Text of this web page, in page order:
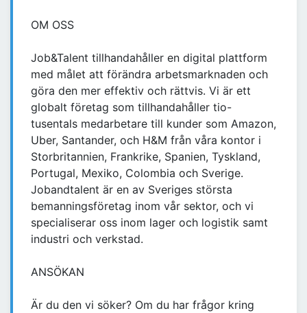
OM OSS
Job&Talent tillhandahåller en digital plattform
med målet att förändra arbetsmarknaden och
göra den mer effektiv och rättvis. Vi är ett
globalt företag som tillhandahåller tio-
tusentals medarbetare till kunder som Amazon,
Uber, Santander, och H&M från våra kontor i
Storbritannien, Frankrike, Spanien, Tyskland,
Portugal, Mexiko, Colombia och Sverige.
Jobandtalent är en av Sveriges största
bemanningsföretag inom vår sektor, och vi
specialiserar oss inom lager och logistik samt
industri och verkstad.
ANSÖKAN
Är du den vi söker? Om du har frågor kring